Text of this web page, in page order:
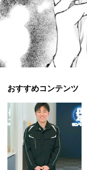
おすすめコンテンツ